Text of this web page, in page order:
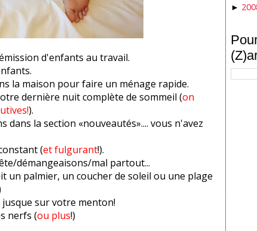
d'enfants au travail.
la maison pour faire un ménage rapide.
dernière nuit complète de sommeil (on
).
dans la section «nouveautés».... vous n'avez
(et fulgurant!).
démangeaisons/mal partout...
un palmier, un coucher de soleil ou une plage
jusque sur votre menton!
nerfs (ou plus!)
►